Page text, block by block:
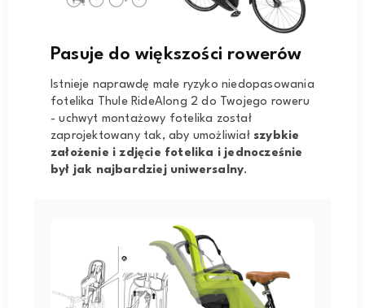
Pasuje do większości rowerów
Istnieje naprawdę małe ryzyko niedopasowania
fotelika Thule RideAlong 2 do Twojego roweru
- uchwyt montażowy fotelika został
zaprojektowany tak, aby umożliwiał szybkie
założenie i zdjęcie fotelika i jednocześnie
był jak najbardziej uniwersalny.